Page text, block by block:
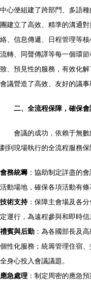
中心便組建了跨部門、多語
團建立了高效、精準的溝通
絡、信息傳遞、日程管理等
流轉、同聲傳譯等每一個環
致、預見性的服務，有效化
會議營造了高效、友好的議事
二、全流程保障，確保
會議的成功，依賴于無
劃到現場執行的全流程服務保
會務統籌 ：協助制定詳盡的
活動場地，確保各項活動有條
技術支持：保障主會場及各
定運行，為遠程參與和即時信
禮賓與后勤 ：為各國部長及
個性化服務；統籌管理住宿
全身心投入會議議題。
應急處理 ：制定周密的應急